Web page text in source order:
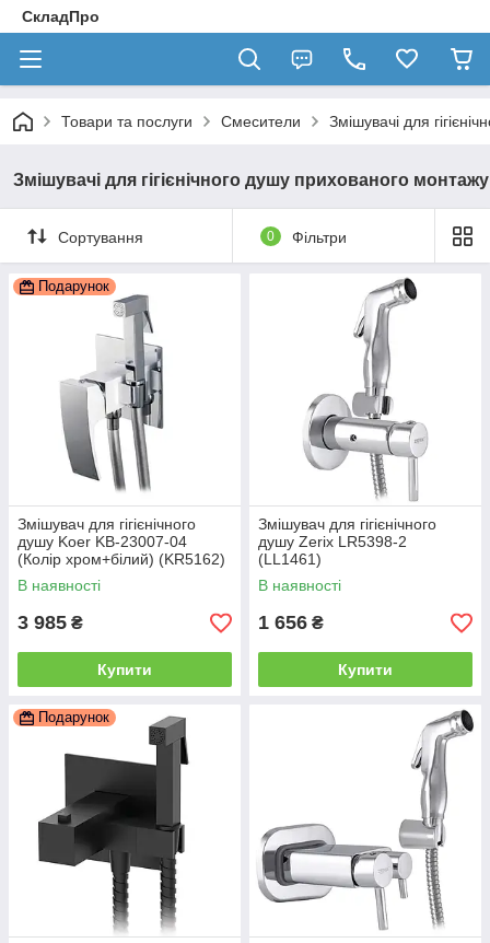
СкладПро
Товари та послуги Смесители Змішувачі для
Змішувачі для гігієнічного душу прихованого монтажу
Сортування 0 Фільтри
Подарунок
Змішувач для гігієнічного
душу Koer KB-23007-04
(Колір хром+білий) (KR5162)
В наявності
3 985 ₴
Купити
Змішувач для гігієнічного
душу Zerix LR5398-2
(LL1461)
В наявності
1 656 ₴
Купити
Подарунок